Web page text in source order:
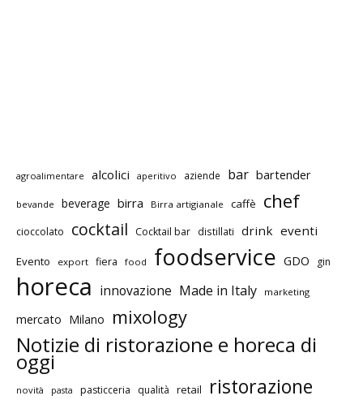
agroalimentare alcolici aperitivo aziende bar bartender
bevande beverage birra Birra artigianale caffè chef
cioccolato cocktail Cocktail bar distillati drink eventi
Evento export fiera food foodservice GDO gin
horeca innovazione Made in Italy marketing
mercato Milano mixology
Notizie di ristorazione e horeca di
oggi
novità pasta pasticceria qualità retail ristorazione